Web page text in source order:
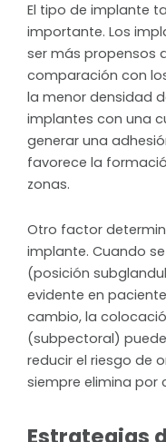
El tipo de implante
importante. Los
ser más propensos
comparación con
la menor densidad
implantes con una
generar una
favorece la
zonas.
Otro factor
implante. Cuando
(posición
evidente en
cambio, la
(subpectoral)
reducir el riesgo de
siempre elimina por